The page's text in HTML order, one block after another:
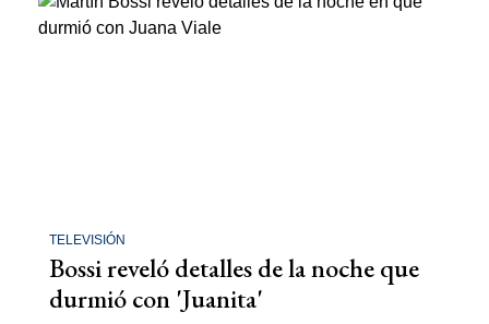
TELEVISIÓN
Bossi reveló detalles de la noche que
durmió con 'Juanita'